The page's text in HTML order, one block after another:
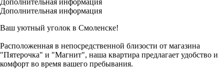
Дополнительная информация
Дополнительная информация
Ваш уютный уголок в Смоленске!
Расположенная в непосредственной близости от магазина
"Пятерочка" и "Магнит", наша квартира предлагает удобство и
комфорт во время вашего пребывания.